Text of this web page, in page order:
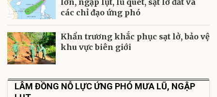
lớn, ngập lụt, lũ quét, sạt lở đất và
các chỉ đạo ứng phó
Khẩn trương khắc phục sạt lở, bảo vệ
khu vực biên giới
LÂM ĐỒNG NỖ LỰC ỨNG PHÓ MƯA LŨ, NGẬP